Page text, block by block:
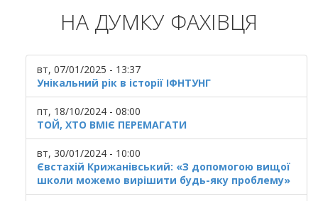
НА ДУМКУ ФАХІВЦЯ
вт, 07/01/2025 - 13:37
Унікальний рік в історії ІФНТУНГ
пт, 18/10/2024 - 08:00
ТОЙ, ХТО ВМІЄ ПЕРЕМАГАТИ
вт, 30/01/2024 - 10:00
Євстахій Крижанівський: «З допомогою вищої
школи можемо вирішити будь-яку проблему»